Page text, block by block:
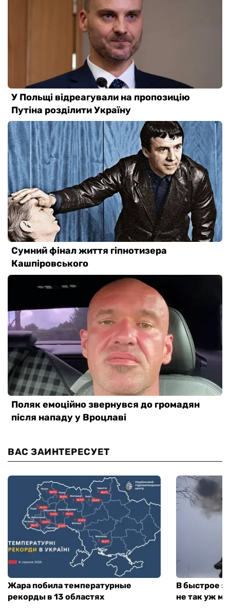
ВАС ЗАИНТЕРЕСУЕТ
Жара побила температурные
рекорды в 13 областях
В быстрое
не так уж